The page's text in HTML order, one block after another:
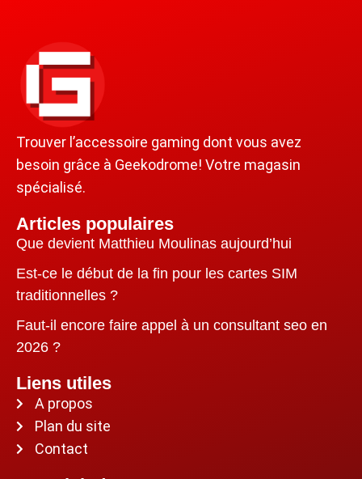
Trouver l’accessoire gaming dont vous avez
besoin grâce à Geekodrome! Votre magasin
spécialisé.
Articles populaires
Que devient Matthieu Moulinas aujourd’hui
Est-ce le début de la fin pour les cartes SIM
traditionnelles ?
Faut-il encore faire appel à un consultant seo en
2026 ?
Liens utiles
A propos
Plan du site
Contact